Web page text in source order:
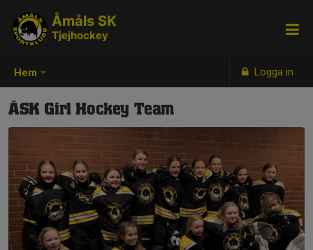
Hem Logga in
Åmåls SK
Tjejhockey
ÅSK Girl Hockey Team